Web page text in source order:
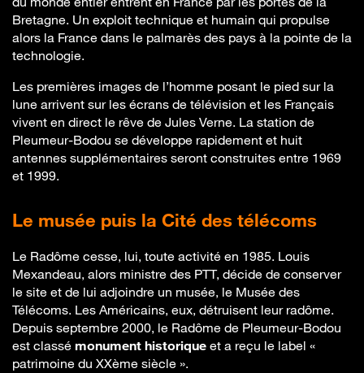
Bretagne. Un exploit technique et humain qui propulse
alors la France dans le palmarès des pays à la pointe de la
technologie.
Les premières images de l’homme posant le pied sur la
lune arrivent sur les écrans de télévision et les Français
vivent en direct le rêve de Jules Verne. La station de
Pleumeur-Bodou se développe rapidement et huit
antennes supplémentaires seront construites entre 1969
et 1999.
Le musée puis la Cité des télécoms
Le Radôme cesse, lui, toute activité en 1985. Louis
Mexandeau, alors ministre des PTT, décide de conserver
le site et de lui adjoindre un musée, le Musée des
Télécoms. Les Américains, eux, détruisent leur radôme.
Depuis septembre 2000, le Radôme de Pleumeur-Bodou
est classé monument historique et a reçu le label «
patrimoine du XXème siècle ».